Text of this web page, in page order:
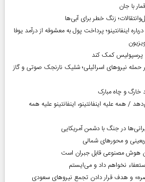
با جان
زنگ خطر برای آبی‌ها
اینفانتینو؛ پرداخت پول به معشوقه از درآمد یوفا
پرسپولیس کمک کند
حمله نیروهای اسرائیلی؛ شلیک نارنجک صوتی و گاز
خارگ و چاه مبارک
/ همه علیه اینفانتینو، اینفانتینو علیه همه
در جنگ با دشمن آمریکایی
و محورهای شمالی
هوش مصنوعی قابل جبران است
نخواهم داد و می‌ایستم
و هدف قرار دادن تجمع نیروهای سعودی